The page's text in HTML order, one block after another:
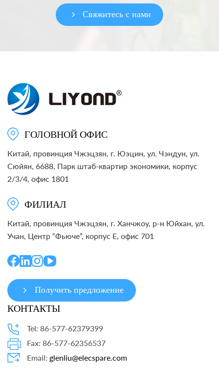
Свяжитесь с нами
ГОЛОВНОЙ ОФИС
Китай, провинция Чжэцзян, г. Юэцин, ул. Чэндун, ул.
Сюйян, 6688, Парк штаб-квартир экономики, корпус
2/3/4, офис 1801
ФИЛИАЛ
Китай, провинция Чжэцзян, г. Ханчжоу, р-н Юйхан, ул.
Учан, Центр “Фьюче”, корпус E, офис 701
Получить предложение
КОНТАКТЫ
Tel: 86-577-62379399
Fax: 86-577-62356537
Email: glenliu@elecspare.com